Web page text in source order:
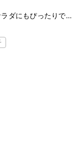
ダにもぴったりで